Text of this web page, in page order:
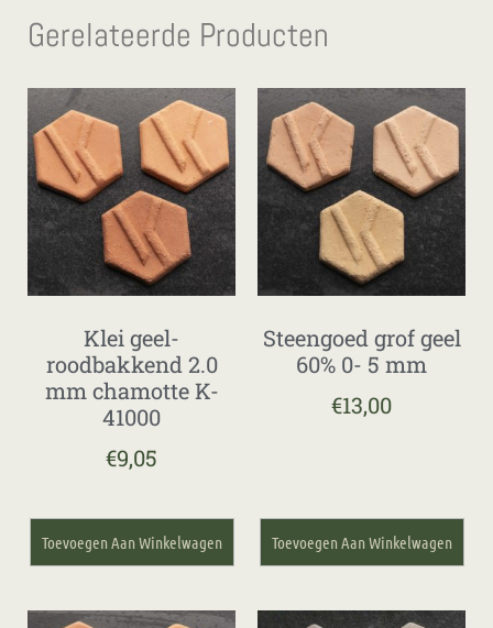
Gerelateerde Producten
Klei geel-
roodbakkend 2.0
mm chamotte K-
41000
€9,05
Toevoegen Aan Winkelwagen
Steengoed grof geel
60% 0- 5 mm
€13,00
Toevoegen Aan Winkelwagen